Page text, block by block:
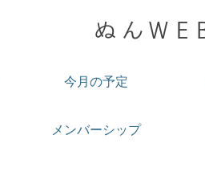
今月の予定
メンバーシップ